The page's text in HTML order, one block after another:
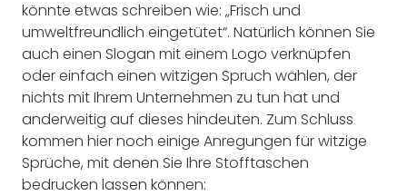
könnte etwas schreiben wie: „Frisch und
umweltfreundlich eingetütet“. Natürlich können Sie
auch einen Slogan mit einem Logo verknüpfen
oder einfach einen witzigen Spruch wählen, der
nichts mit Ihrem Unternehmen zu tun hat und
anderweitig auf dieses hindeuten. Zum Schluss
kommen hier noch einige Anregungen für witzige
Sprüche, mit denen Sie Ihre Stofftaschen
bedrucken lassen können: